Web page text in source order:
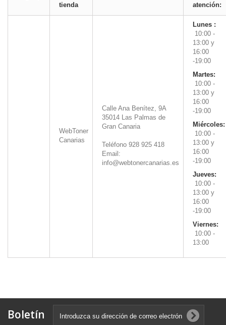
tienda
atención:
WebToner
Canarias
Calle Ana Benítez, 9A
35014 Las Palmas de
Gran Canaria
Teléfono 928 925 418
Email:
info@webtonercanarias.es
Lunes :
10:00 -
13:00 y
16:00
-19:00
Martes:
10:00 -
13:00 y
16:00
-19:00
Miércoles:
10:00 -
13:00 y
16:00
-19:00
Jueves:
10:00 -
13:00 y
16:00
-19:00
Viernes:
10:00 -
13:00
Boletín